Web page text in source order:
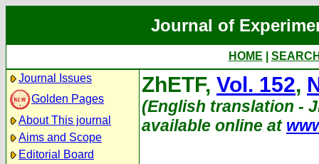
Journal of
HOME
Journal Issues
Golden Pages
About This journal
Aims and Scope
Editorial Board
ZhETF, Vol. 152,
(English translation -
available online at